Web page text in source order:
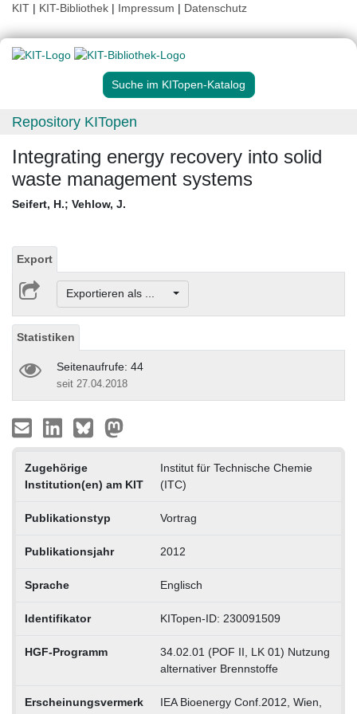
KIT | KIT-Bibliothek | Impressum | Datenschutz
Suche im KITopen-Katalog
Repository KITopen
Integrating energy recovery into solid
waste management systems
Seifert, H.; Vehlow, J.
Export
Exportieren als ...
Statistiken
Seitenaufrufe: 44
seit 27.04.2018
Zugehörige
Institution(en) am KIT
Institut für Technische Chemie
(ITC)
Publikationstyp Vortrag
Publikationsjahr 2012
Sprache Englisch
Identifikator KITopen-ID: 230091509
HGF-Programm
34.02.01 (POF II, LK 01) Nutzung
alternativer Brennstoffe
Erscheinungsvermerk
IEA Bioenergy Conf.2012, Wien,